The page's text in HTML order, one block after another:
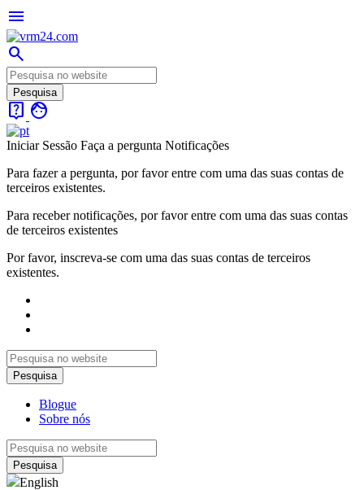
menu
search
live_help face
Iniciar Sessão Faça a pergunta Notificações
Para fazer a pergunta, por favor entre com uma das suas contas de
terceiros existentes.
Para receber notificações, por favor entre com uma das suas contas
de terceiros existentes
Por favor, inscreva-se com uma das suas contas de terceiros
existentes.
Blogue
Sobre nós
English